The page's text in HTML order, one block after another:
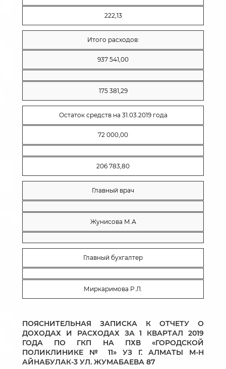
222,13
Итого расходов:
937 541,00
175 381,29
Остаток средств на 31.03.2019 года
72 000,00
206 783,80
Главный врач
Жунисова М.А
Главный бухгалтер
Миркаримова Р.Л.
ПОЯСНИТЕЛЬНАЯ ЗАПИСКА К ОТЧЕТУ О
ДОХОДАХ И РАСХОДАХ ЗА 1 КВАРТАЛ 2019
ГОДА ПО ГКП НА ПХВ «ГОРОДСКОЙ
ПОЛИКЛИНИКЕ № 11» УЗ Г. АЛМАТЫ М-Н
АЙНАБУЛАК-3 УЛ. ЖУМАБАЕВА 87